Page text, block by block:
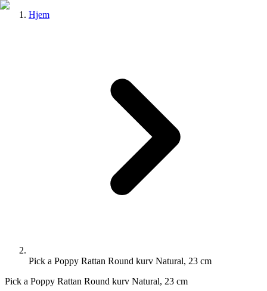
Hjem
Pick a Poppy Rattan Round kurv Natural, 23 cm
Pick a Poppy Rattan Round kurv Natural, 23 cm